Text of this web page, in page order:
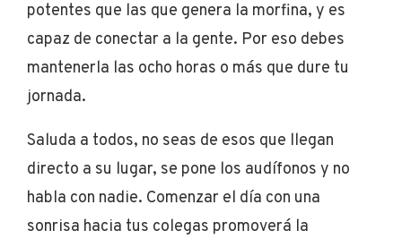
potentes que las que genera la morfina, y es
capaz de conectar a la gente. Por eso debes
mantenerla las ocho horas o más que dure tu
jornada.
Saluda a todos, no seas de esos que llegan
directo a su lugar, se pone los audífonos y no
habla con nadie. Comenzar el día con una
sonrisa hacia tus colegas promoverá la